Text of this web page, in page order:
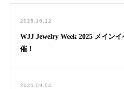
2025.10.12
WJJ Jewelry Week 2025 メイン
催！
2025.09.04